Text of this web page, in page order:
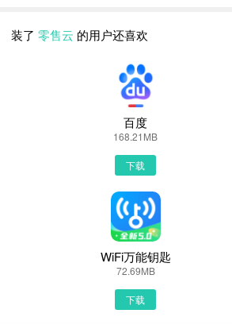
第二步：
家选择PP助手、豌豆荚这类比较知名的网站
选择进入其中一个零售云APP下载的网页
接着网页提示有下载内容，这时我们不用
回到手机桌面就可以看到已经安装好的最新
装了 零售云 的用户还喜欢
百度
168.21MB
下载
WiFi万能钥匙
72.69MB
下载